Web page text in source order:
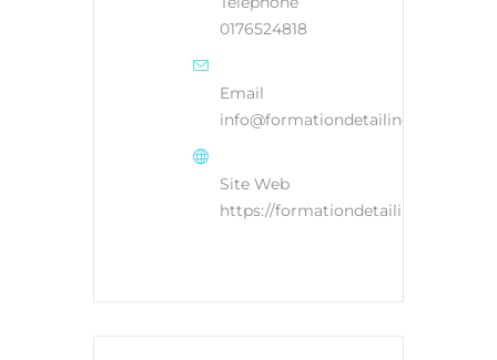
0176524818
Email
info@formationdetailing.fr
Site Web
https://formationdetailing.com/